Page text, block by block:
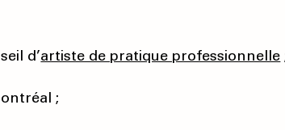
d’artiste de pratique professionnelle
;